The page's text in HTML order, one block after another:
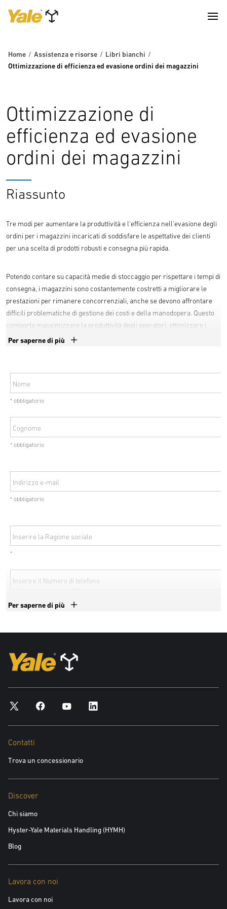
Home Assistenza e risorse
Libri bianchi
Ottimizzazione di efficienza ed evasione ordini dei magazzini
Ottimizzazione di
efficienza ed evasione
ordini dei magazzini
Riassunto
Tre modi per aumentare la produttività e l'efficienza nell'evasione degli
ordini per i magazzini incaricati di soddisfare le aspettative dei clienti
per una scelta di prodotti robusti e consegna più rapida.
Potendo contare su capacità medie di stoccaggio per rispettare i tempi di
consegna, i magazzini sono costantemente costretti a migliorare le
prestazioni per rimanere concorrenziali, anche se devono affrontare
difficili problematiche di gestione dei costi e della manodopera. Questo
comporta massimizzare la produttività degli operatori, ottimizzare i
flussi di lavoro per evadere più rapidamente gli ordini e implementare
strategie a disposizione dei magazzini per massimizzare i propri livelli
tecnologie per i carrelli che hanno a disposizione.
Per saperne di più
Nome
* obbligatorio
Cognome
* obbligatorio
Indirizzo e-mail
* obbligatorio
Inserire la Ragione sociale
*
Inserire il Numero di telefono
* obbligatorio
Hyster e i suoi concessionari desidererebbero contattarti in merito ai
Hyster vorrebbe instaurare utili conversazioni tramite e-mail con te,
tuo coinvolgimento. Questo ci consente di inviarti contenuti e offerte
Per saperne di più
Contatti
Trova un concessionario
Discover
Chi siamo
Hyster-Yale Materials Handling (HYMH)
Blog
Lavora con noi
Lavora con noi